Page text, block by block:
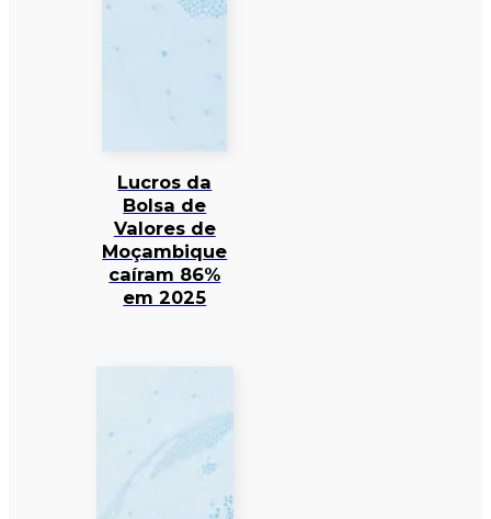
Lucros da
Bolsa de
Valores de
Moçambique
caíram 86%
em 2025